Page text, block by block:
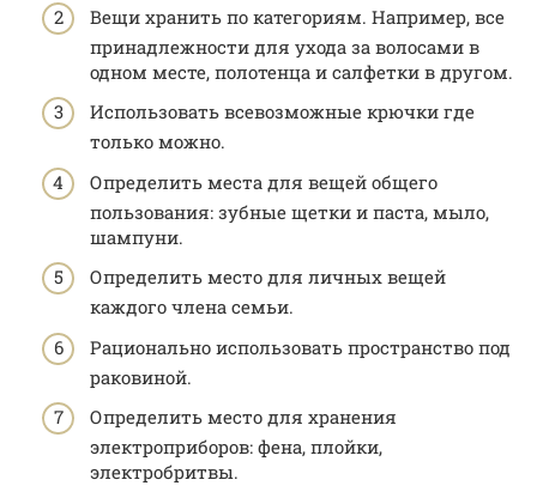
Вещи хранить по категориям. Например, все
принадлежности для ухода за волосами в
одном месте, полотенца и салфетки в другом.
Использовать всевозможные крючки где
только можно.
Определить места для вещей общего
пользования: зубные щетки и паста, мыло,
шампуни.
Определить место для личных вещей
каждого члена семьи.
Рационально использовать пространство под
раковиной.
Определить место для хранения
электроприборов: фена, плойки,
электробритвы.